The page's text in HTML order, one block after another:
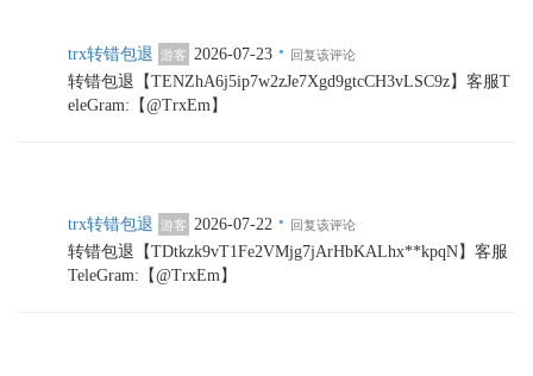
trx转错包退 游客 2026-07-23 · 回复该评论
转错包退【TENZhA6j5ip7w2zJe7Xgd9gtcCH3vLSC9z】客服T
eleGram:【@TrxEm】
trx转错包退 游客 2026-07-22 · 回复该评论
转错包退【TDtkzk9vT1Fe2VMjg7jArHbKALhx**kpqN】客服
TeleGram:【@TrxEm】